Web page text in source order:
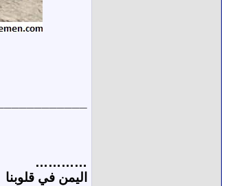
…………
اليمن في قلوبنا